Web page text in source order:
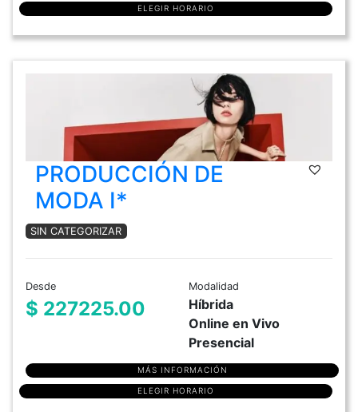
ELEGIR HORARIO
PRODUCCIÓN DE
MODA I*
SIN CATEGORIZAR
Desde
$ 227225.00
Modalidad
Híbrida
Online en Vivo
Presencial
MÁS INFORMACIÓN
ELEGIR HORARIO